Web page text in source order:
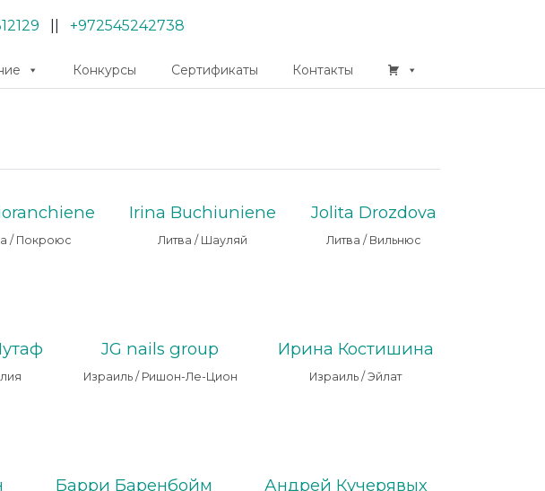
+972545242738
Конкурсы Сертификаты Контакты
/ Покроюс
Irina Buchiuniene
Литва / Шауляй
Jolita Drozdova
Литва / Вильнюс
JG nails group
Израиль / Ришон-Ле-Цион
Ирина Костишина
Израиль / Эйлат
Барри Баренбойм Андрей Кучерявых